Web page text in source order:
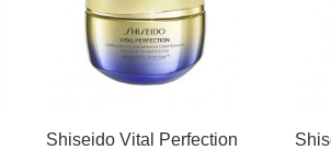
Shiseido Vital Perfection